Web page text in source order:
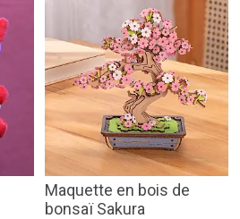
Maquette en bois de
bonsaï Sakura